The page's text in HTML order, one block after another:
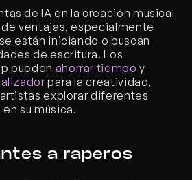
de IA en la creación musical
ventajas, especialmente
están iniciando o buscan
de escritura. Los
pueden ahorrar tiempo y
para la creatividad,
explorar diferentes
su música.
a raperos